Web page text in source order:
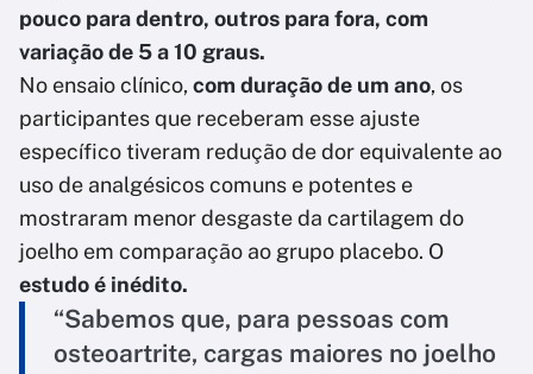
pouco para dentro, outros para fora, com
variação de 5 a 10 graus.
No ensaio clínico, com duração de um ano, os
participantes que receberam esse ajuste
específicotiveram redução de dor equivalente ao
uso de analgésicos comuns e potentes e
mostraram menor desgaste da cartilagem do
joelho em comparação ao grupo placebo. O
estudo é inédito.
“Sabemos que, para pessoas com
osteoartrite, cargas maiores no joelho